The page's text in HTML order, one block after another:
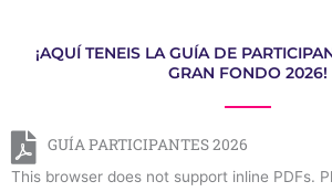
¡AQUÍ TENEIS LA GUÍA DE
GRAN FONDO 2026!
GUÍA PARTICIPANTES 2026
This browser does not support inline PDFs.